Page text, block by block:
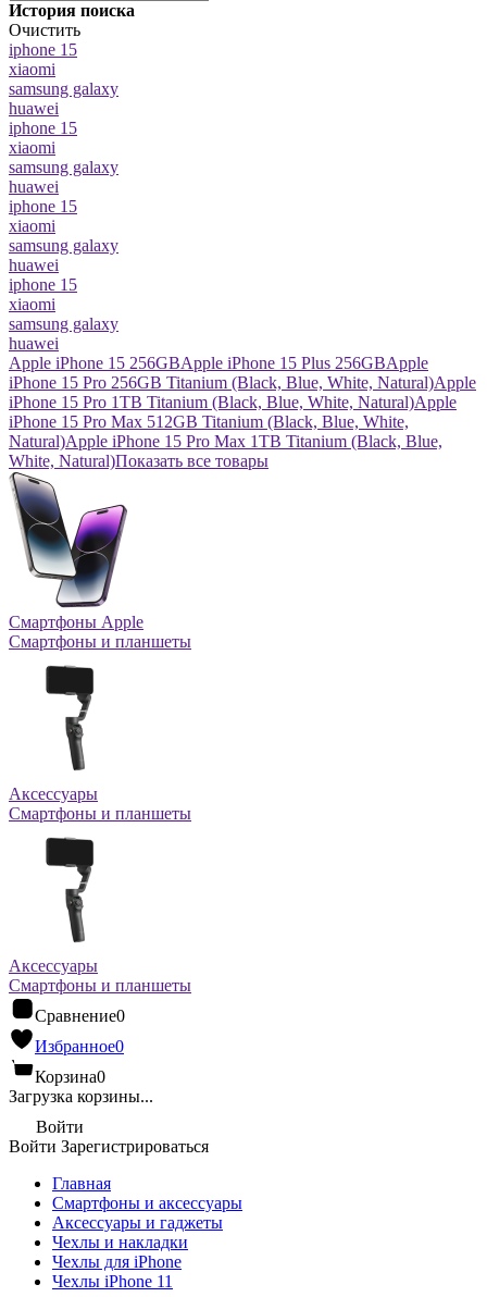
История поиска
Очистить
iphone 15
xiaomi
samsung galaxy
huawei
iphone 15
xiaomi
samsung galaxy
huawei
iphone 15
xiaomi
samsung galaxy
huawei
iphone 15
xiaomi
samsung galaxy
huawei
Apple iPhone 15 256GBApple iPhone 15 Plus 256GBApple
iPhone 15 Pro 256GB Titanium (Black, Blue, White, Natural)Apple
iPhone 15 Pro 1TB Titanium (Black, Blue, White, Natural)Apple
iPhone 15 Pro Max 512GB Titanium (Black, Blue, White,
Natural)Apple iPhone 15 Pro Max 1TB Titanium (Black, Blue,
White, Natural)Показать все товары
Смартфоны Apple
Смартфоны и планшеты
Аксессуары
Смартфоны и планшеты
Аксессуары
Смартфоны и планшеты
Сравнение0
Избранное0
Корзина0
Загрузка корзины...
Войти
Войти Зарегистрироваться
Главная
Смартфоны и аксессуары
Аксессуары и гаджеты
Чехлы и накладки
Чехлы для iPhone
Чехлы iPhone 11